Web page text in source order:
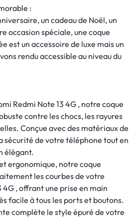
:
un cadeau de Noël, un
occasion spéciale, une coque
est un accessoire de luxe mais un
rendu accessible au niveau du
Redmi Note 13 4G , notre coque
contre les chocs, les rayures
Conçue avec des matériaux de
sécurité de votre téléphone tout en
élégant.
ergonomique, notre coque
les courbes de votre
4G , offrant une prise en main
facile à tous les ports et boutons.
complète le style épuré de votre